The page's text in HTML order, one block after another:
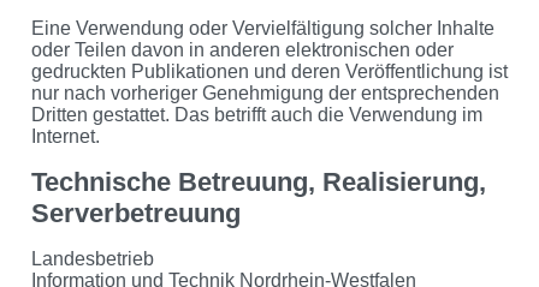
Eine Verwendung oder Vervielfältigung solcher Inhalte
oder Teilen davon in anderen elektronischen oder
gedruckten Publikationen und deren Veröffentlichung ist
nur nach vorheriger Genehmigung der entsprechenden
Dritten gestattet. Das betrifft auch die Verwendung im
Internet.
Technische Betreuung, Realisierung,
Serverbetreuung
Landesbetrieb
Information und Technik Nordrhein-Westfalen